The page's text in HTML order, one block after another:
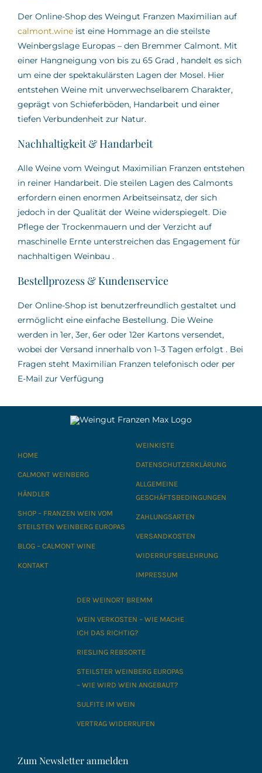
Der Online-Shop des Weingut Franzen Maximilian auf
calmont.wineist eine Hommage an die steilste
Weinbergslage Europas – den Bremmer Calmont. Mit
einer Hangneigung von bis zu 65 Grad, handelt es sich
um eine der spektakulärsten Lagen der Mosel. Hier
entstehen Weine mit unverwechselbarem Charakter,
geprägt von Schieferböden, Handarbeit und einer
tiefen Verbundenheit zur Natur.
Nachhaltigkeit & Handarbeit
Alle Weine vom Weingut Maximilian Franzen entstehen
in reiner Handarbeit. Die steilen Lagen des Calmonts
erfordern einen enormen Arbeitseinsatz, der sich
jedoch in der Qualität der Weine widerspiegelt. Die
Pflege der Trockenmauern und der Verzicht auf
maschinelle Ernte unterstreichen das Engagement für
nachhaltigen Weinbau .
Bestellprozess & Kundenservice
Der Online-Shop ist benutzerfreundlich gestaltet und
ermöglicht eine einfache Bestellung. Die Weine
werden in 1er, 3er, 6er oder 12er Kartons versendet,
wobei der Versand innerhalb von 1–3 Tagen erfolgt . Bei
Fragen steht Maximilian Franzen telefonisch oder per
E-Mail zur Verfügung
HOME
CALMONT WEINBERG
HÄNDLER
SHOP – FRANZEN WEIN VOM
STEILSTEN WEINBERG EUROPAS
BLOG – CALMONT WINE
KONTAKT
WEINKISTE
DATENSCHUTZERKLÄRUNG
ALLGEMEINE
GESCHÄFTSBEDINGUNGEN
ZAHLUNGSARTEN
VERSANDKOSTEN
WIDERRUFSBELEHRUNG
IMPRESSUM
DER WEINORT BREMM
WEIN VERKOSTEN – WIE MACHE
ICH DAS RICHTIG?
RIESLING REBSORTE
STEILSTER WEINBERG EUROPAS
– WIE WIRD WEIN ANGEBAUT?
SULFITE IM WEIN
VERTRAG WIDERRUFEN
Zum Newsletter anmelden